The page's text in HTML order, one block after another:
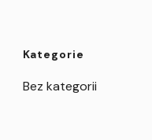
Kategorie
Bez kategorii